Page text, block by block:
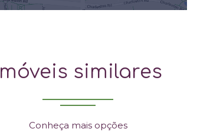
Imóveis similares
Conheça mais opções